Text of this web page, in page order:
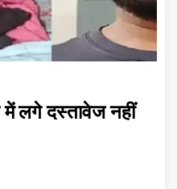
लगे दस्तावेज नहीं